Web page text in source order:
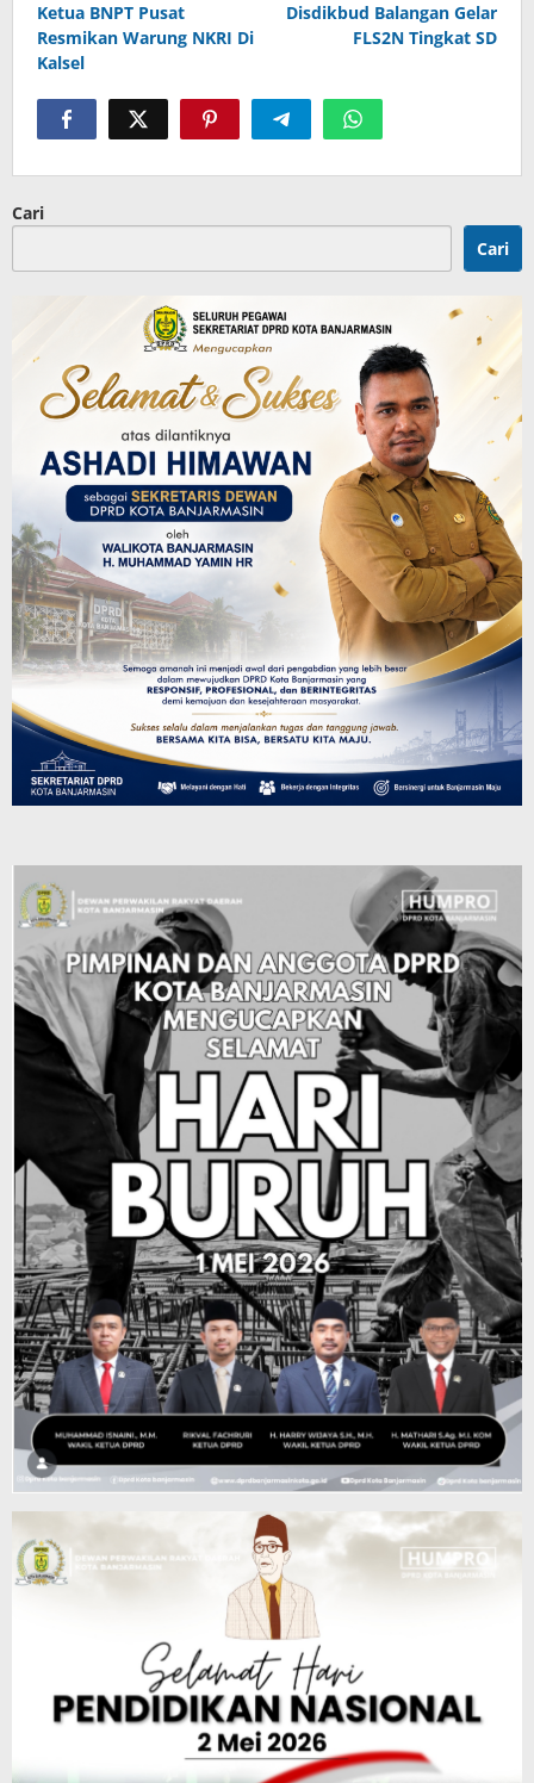
pos
Ketua BNPT Pusat
Resmikan Warung NKRI Di
Kalsel
Disdikbud Balangan Gelar
FLS2N Tingkat SD
Cari
Cari